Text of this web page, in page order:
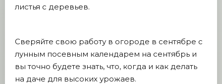
листья с деревьев.
Сверяйте свою работу в огороде в сентябре с
лунным посевным календарем на сентябрь и
вы точно будете знать, что, когда и как делать
на даче для высоких урожаев.